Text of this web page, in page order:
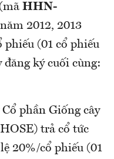
HHN-
2012, 2013
phiếu (01 cổ phiếu
đăng ký cuối cùng:
phần Giống cây
trả cổ tức
20%/cổ phiếu (01